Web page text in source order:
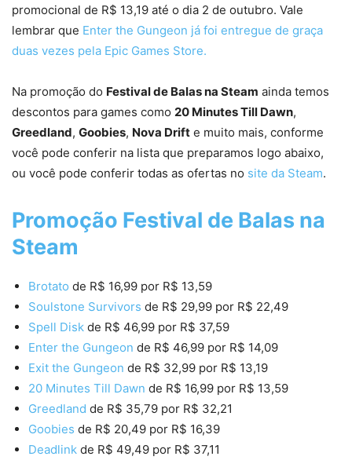
promocional de R$ 13,19 até o dia 2 de outubro. Vale
lembrar que Enter the Gungeon já foi entregue de graça
duas vezes pela Epic Games Store.
Na promoção do Festival de Balas na Steam ainda temos
descontos para games como 20 Minutes Till Dawn,
Greedland, Goobies, Nova Drift e muito mais, conforme
você pode conferir na lista que preparamos logo abaixo,
ou você pode conferir todas as ofertas no site da Steam.
Promoção Festival de Balas na
Steam
Brotato de R$ 16,99 por R$ 13,59
Soulstone Survivors de R$ 29,99 por R$ 22,49
Spell Disk de R$ 46,99 por R$ 37,59
Enter the Gungeon de R$ 46,99 por R$ 14,09
Exit the Gungeon de R$ 32,99 por R$ 13,19
20 Minutes Till Dawn de R$ 16,99 por R$ 13,59
Greedland de R$ 35,79 por R$ 32,21
Goobies de R$ 20,49 por R$ 16,39
Deadlink de R$ 49,49 por R$ 37,11